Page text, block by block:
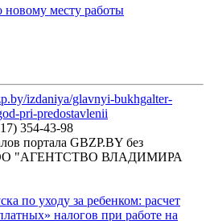
месту работы
izdaniya/glavnyi-bukhgalter-
pri-predostavlenii
354-43-98
портала GBZP.BY без
"АГЕНТСТВО ВЛАДИМИРА
по уходу за ребенком: расчет
налогов при работе на